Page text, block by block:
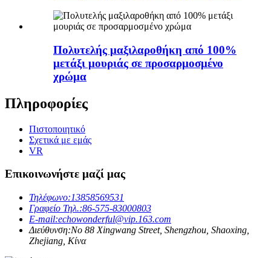
Πολυτελής μαξιλαροθήκη από 100%
μετάξι μουριάς σε προσαρμοσμένο
χρώμα
Πληροφορίες
Πιστοποιητικό
Σχετικά με εμάς
VR
Επικοινωνήστε μαζί μας
Τηλέφωνο:13858569531
Γραφείο Τηλ.:86-575-83000803
E-mail:echowonderful@vip.163.com
Διεύθυνση:No 88 Xingwang Street, Shengzhou, Shaoxing,
Zhejiang, Κίνα